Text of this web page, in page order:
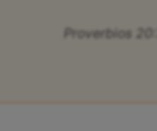
Proverbios